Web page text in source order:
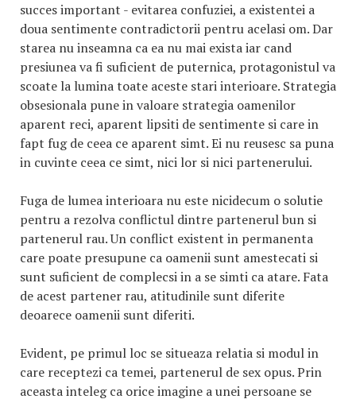
succes important - evitarea confuziei, a existentei a
doua sentimente contradictorii pentru acelasi om. Dar
starea nu inseamna ca ea nu mai exista iar cand
presiunea va fi suficient de puternica, protagonistul va
scoate la lumina toate aceste stari interioare. Strategia
obsesionala pune in valoare strategia oamenilor
aparent reci, aparent lipsiti de sentimente si care in
fapt fug de ceea ce aparent simt. Ei nu reusesc sa puna
in cuvinte ceea ce simt, nici lor si nici partenerului.
Fuga de lumea interioara nu este nicidecum o solutie
pentru a rezolva conflictul dintre partenerul bun si
partenerul rau. Un conflict existent in permanenta
care poate presupune ca oamenii sunt amestecati si
sunt suficient de complecsi in a se simti ca atare. Fata
de acest partener rau, atitudinile sunt diferite
deoarece oamenii sunt diferiti.
Evident, pe primul loc se situeaza relatia si modul in
care receptezi ca temei, partenerul de sex opus. Prin
aceasta inteleg ca orice imagine a unei persoane se